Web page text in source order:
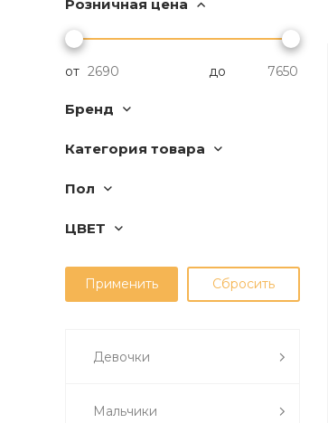
Розничная цена
от до
Бренд
Категория товара
Пол
ЦВЕТ
Девочки
Мальчики